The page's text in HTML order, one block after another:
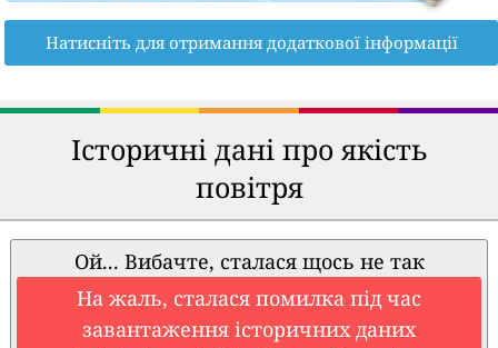
Натисніть для отримання додаткової інформації
Історичні дані про якість
повітря
Ой... Вибачте, сталася щось не так
На жаль, сталася помилка під час
завантаження історичних даних